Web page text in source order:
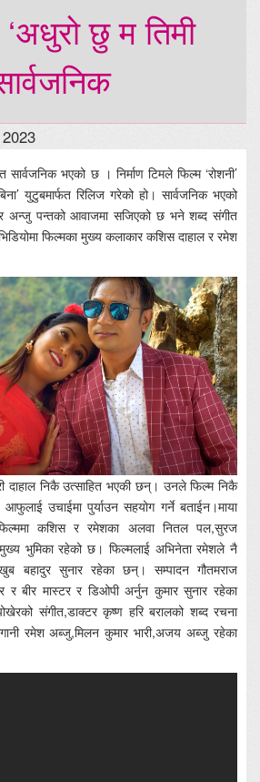
‘अधुरो छु म तिमी
सार्वजनिक भएको छ । निर्माण टिमले फिल्म ‘रोशनी’
युटुबमार्फत रिलिज गरेको हो। सार्वजनिक भएको
अन्जु पन्तको आवाजमा सजिएको छ भने शब्द संगीत
फिल्मका मुख्य कलाकार कशिस दाहाल र रमेश
दाहाल निकै उत्साहित भएकी छन्। उनले फिल्म निकै
उचाईमा पुर्याउन सहयोग गर्ने बताईन।माया
कशिस र रमेशका अलवा नितल पल,सुरज
मुख्य भुमिका रहेको छ। फिल्मलाई अभिनेता रमेशले नै
बहादुर सुनार रहेका छन्। सम्पादन गौतमराज
र बीर मास्टर र डिओपी अर्नुन कुमार सुनार रहेका
संगीत,डाक्टर कृष्ण हरि बरालको शब्द रचना
रमेश अब्जु,मिलन कुमार भारी,अजय अब्जु रहेका